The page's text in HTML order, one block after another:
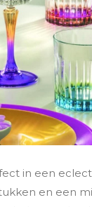
in een
en een